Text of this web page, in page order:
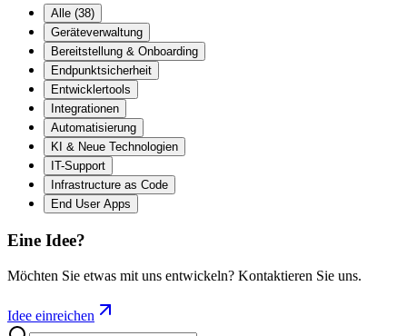
Alle (38)
Geräteverwaltung
Bereitstellung & Onboarding
Endpunktsicherheit
Entwicklertools
Integrationen
Automatisierung
KI & Neue Technologien
IT-Support
Infrastructure as Code
End User Apps
Eine Idee?
Möchten Sie etwas mit uns entwickeln? Kontaktieren Sie uns.
Idee einreichen